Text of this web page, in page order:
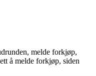
melde forkjøp,
å melde forkjøp, siden